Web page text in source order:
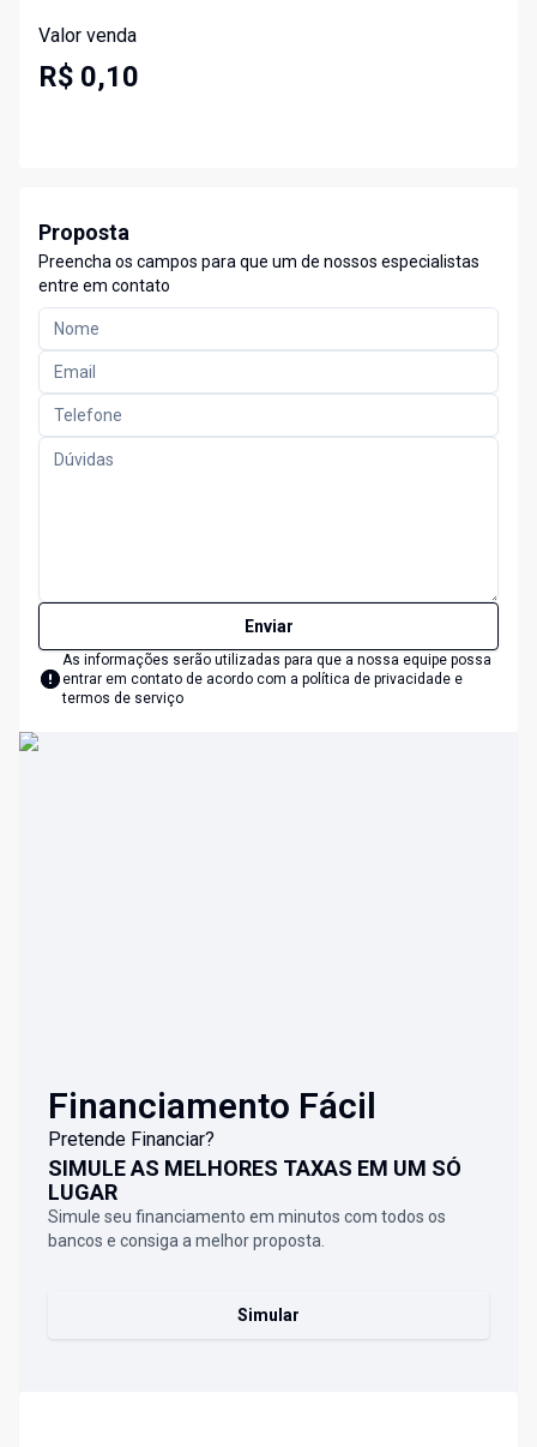
Valor venda
R$ 0,10
Proposta
Preencha os campos para que um de nossos especialistas
entre em contato
Enviar
As informações serão utilizadas para que a nossa equipe possa
entrar em contato de acordo com a política de privacidade e
termos de serviço
Financiamento Fácil
Pretende Financiar?
SIMULE AS MELHORES TAXAS EM UM SÓ
LUGAR
Simule seu financiamento em minutos com todos os
bancos e consiga a melhor proposta.
Simular